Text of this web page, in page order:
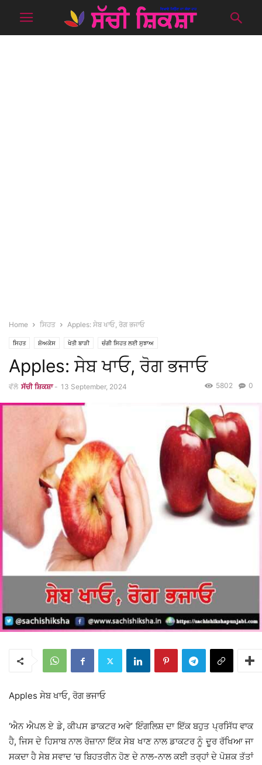
Home ਸਿਹਤ Apples: ਸੇਬ ਖਾਓ, ਰੋਗ ਭਜਾਓ
ਸਿਹਤ ਸ਼ੋਅਕੇਸ ਖੇਤੀ ਬਾੜੀ ਚੰਗੀ ਸਿਹਤ ਲਈ ਸੁਝਾਅ
Apples: ਸੇਬ ਖਾਓ, ਰੋਗ ਭਜਾਓ
ਵੱਲੋ ਸੱਚੀ ਸ਼ਿਕਸ਼ਾ - 13 September, 2024 0
5802
Apples ਸੇਬ ਖਾਓ, ਰੋਗ ਭਜਾਓ
‘ਐਨ ਐਪਲ ਏ ਡੇ, ਕੀਪਸ ਡਾਕਟਰ ਅਵੇ’ ਇੰਗਲਿਸ਼ ਦਾ ਇੱਕ ਬਹੁਤ ਪ੍ਰਸਿੱਧ ਵਾਕ
ਹੈ, ਜਿਸ ਦੇ ਹਿਸਾਬ ਨਾਲ ਰੋਜ਼ਾਨਾ ਇੱਕ ਸੇਬ ਖਾਣ ਨਾਲ ਡਾਕਟਰ ਨੂੰ ਦੂਰ ਰੱਖਿਆ ਜਾ
ਸਕਦਾ ਹੈ ਸੇਬ ਸਵਾਦ ’ਚ ਬਿਹਤਰੀਨ ਹੋਣ ਦੇ ਨਾਲ-ਨਾਲ ਕਈ ਤਰ੍ਹਾਂ ਦੇ ਪੋਸ਼ਕ ਤੱਤਾਂ